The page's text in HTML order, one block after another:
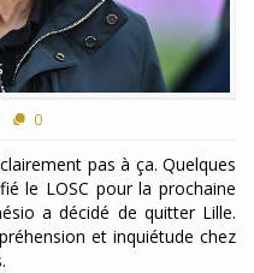
0
pas à ça. Quelques
le LOSC pour la prochaine
a décidé de quitter Lille.
et inquiétude chez